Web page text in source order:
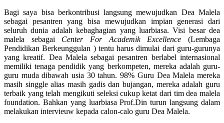
Bagi saya bisa berkontribusi langsung mewujudkan Dea Malela
sebagai pesantren yang bisa mewujudkan impian generasi dari
seluruh dunia adalah kebaghagian yang luarbiasa. Visi besar dea
malela sebagai Center For Academik Excellence(Lembaga
Pendidikan Berkeunggulan ) tentu harus dimulai dari guru-gurunya
yang kreatif. Dea Malela sebagai pesantren berlabel internasional
memiliki tenaga pendidik yang berkompeten, mereka adalah guru-
guru muda dibawah usia 30 tahun. 98% Guru Dea Malela mereka
masih singgle alias masih gadis dan bujangan, mereka adalah guru
terbaik yang telah mengikuti seleksi cukup ketat dari tim dea malela
foundation. Bahkan yang luarbiasa Prof.Din turun langsung dalam
melakukan intervieuw kepada calon-calo guru Dea Malela.